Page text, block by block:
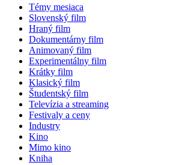
Témy mesiaca
Slovenský film
Hraný film
Dokumentárny film
Animovaný film
Experimentálny film
Krátky film
Klasický film
Študentský film
Televízia a streaming
Festivaly a ceny
Industry
Kino
Mimo kino
Kniha